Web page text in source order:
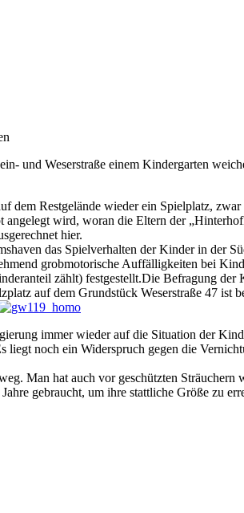
und Weserstraße einem Kindergarten
Restgelände wieder ein Spielplatz,
angelegt wird, woran die Eltern der
hier.
das Spielverhalten der Kinder in der
grobmotorische Auffälligkeiten bei
zählt) festgestellt.Die Befragung
auf dem Grundstück Weserstraße 47
immer wieder auf die Situation der
noch ein Widerspruch gegen die
Man hat auch vor geschützten
gebraucht, um ihre stattliche Größe zu